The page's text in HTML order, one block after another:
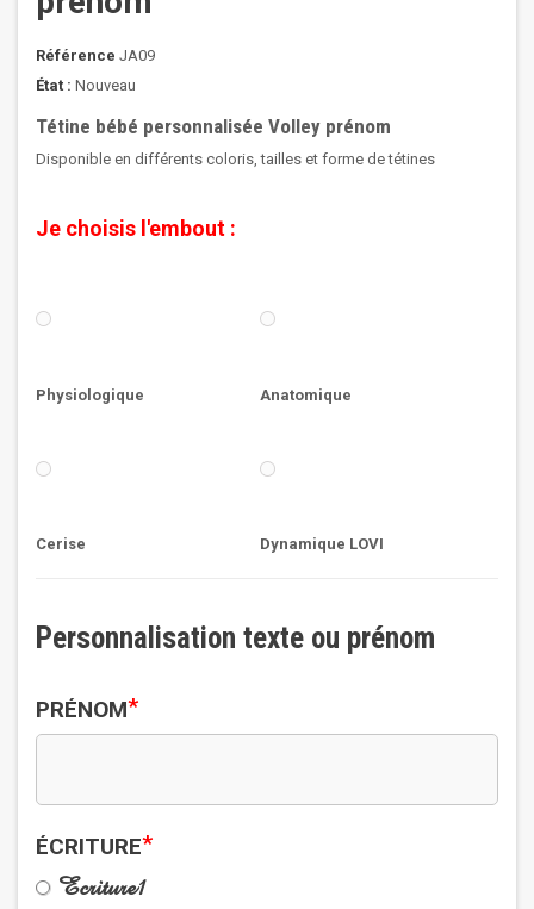
Référence JA09
État : Nouveau
Tétine bébé personnalisée Volley prénom
Disponible en différents coloris, tailles et forme de tétines
Je choisis l'embout :
Physiologique Anatomique
Cerise Dynamique LOVI
Personnalisation texte ou prénom
PRÉNOM*
ÉCRITURE*
Ecriture1